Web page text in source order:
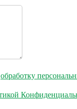
обработку